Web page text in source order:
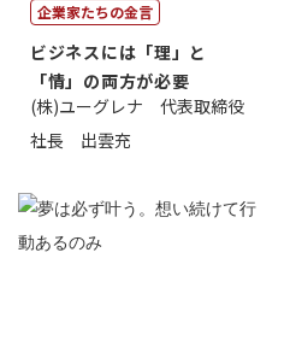
企業家たちの金言
ビジネスには「理」と
「情」の両方が必要
(株)ユーグレナ 代表取締役
社長 出雲充